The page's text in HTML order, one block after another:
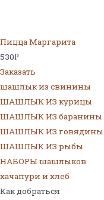
Пицца Маргарита
530Р
Заказать
шашлык из свинины
ШАШЛЫК ИЗ курицы
ШАШЛЫК ИЗ баранины
ШАШЛЫК ИЗ говядины
ШАШЛЫК ИЗ рыбы
НАБОРЫ шашлыков
хачапури и хлеб
Как добраться